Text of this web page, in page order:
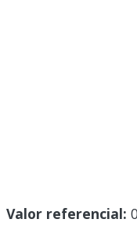
Valor referencial: